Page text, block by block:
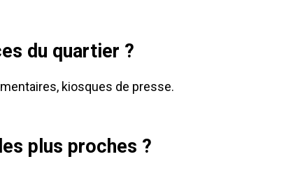
du quartier ?
kiosques de presse.
plus proches ?